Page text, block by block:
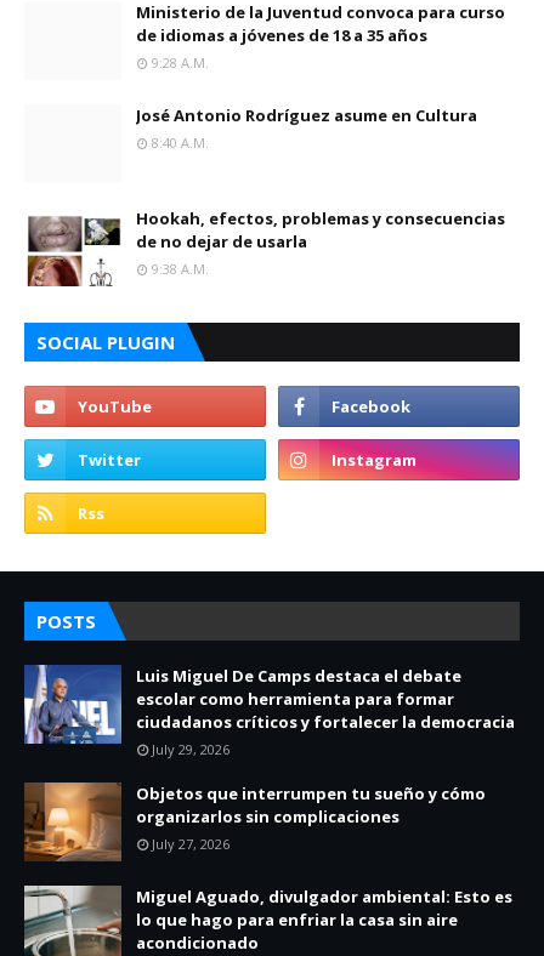
Ministerio de la Juventud convoca para curso
de idiomas a jóvenes de 18 a 35 años
9:28 A.m.
José Antonio Rodríguez asume en Cultura
8:40 A.m.
Hookah, efectos, problemas y consecuencias
de no dejar de usarla
9:38 A.m.
SOCIAL PLUGIN
POSTS
Luis Miguel De Camps destaca el debate
escolar como herramienta para formar
ciudadanos críticos y fortalecer la democracia
July 29, 2026
Objetos que interrumpen tu sueño y cómo
organizarlos sin complicaciones
July 27, 2026
Miguel Aguado, divulgador ambiental: Esto es
lo que hago para enfriar la casa sin aire
acondicionado